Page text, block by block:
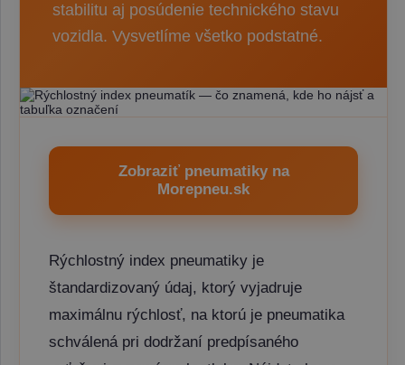
stabilitu aj posúdenie technického stavu
vozidla. Vysvetlíme všetko podstatné.
Zobraziť pneumatiky na
Morepneu.sk
Rýchlostný index pneumatiky je
štandardizovaný údaj, ktorý vyjadruje
maximálnu rýchlosť, na ktorú je pneumatika
schválená pri dodržaní predpísaného